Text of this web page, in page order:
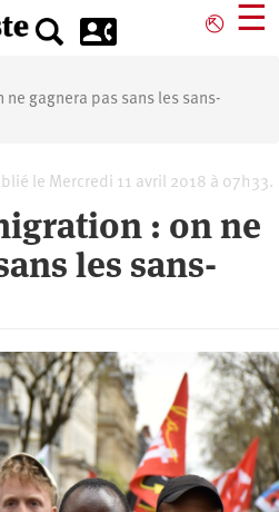
⎋ ☰
gagnera pas sans les sans-
le Mercredi 11 avril 2018 à 07h33.
: on ne
les sans-